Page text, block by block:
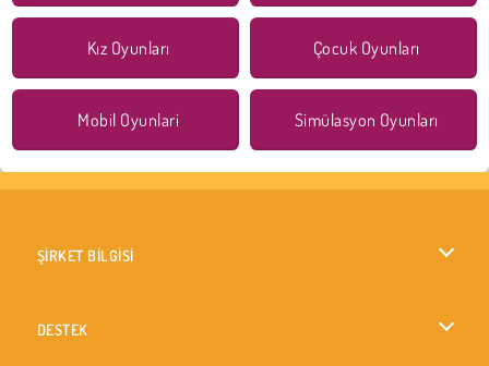
Kız Oyunları Çocuk Oyunları
Mobil Oyunlari Simülasyon Oyunları
ŞİRKET BİLGİSİ
DESTEK